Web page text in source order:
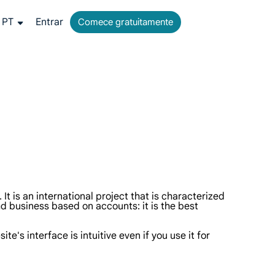
PT Entrar Comece gratuitamente
is an international project that is characterized
business based on accounts: it is the best
interface is intuitive even if you use it for